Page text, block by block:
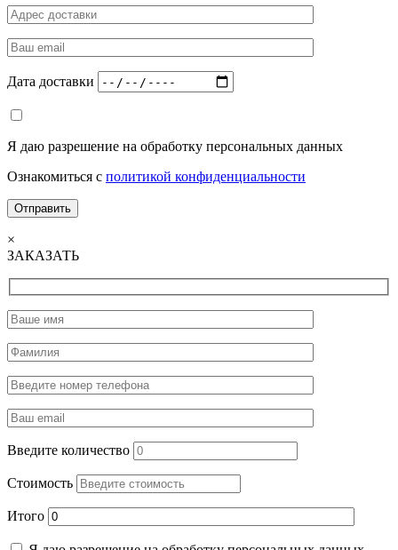
Дата доставки
Я даю разрешение на обработку персональных данных
Ознакомиться с политикой конфиденциальности
×
ЗАКАЗАТЬ
Введите количество
Стоимость
Итого